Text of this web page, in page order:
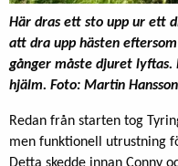
Här dras ett sto upp ur ett
att dra upp hästen
gånger måste djuret lyftas.
hjälm. Foto: Martin
Redan från starten tog
men funktionell utrustning
Detta skedde innan Conny